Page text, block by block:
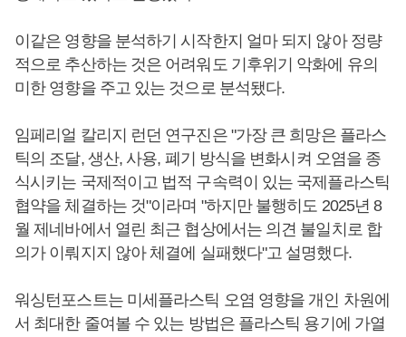
이같은 영향을 분석하기 시작한지 얼마 되지 않아 정량
적으로 추산하는 것은 어려워도 기후위기 악화에 유의
미한 영향을 주고 있는 것으로 분석됐다.
임페리얼 칼리지 런던 연구진은 "가장 큰 희망은 플라스
틱의 조달, 생산, 사용, 폐기 방식을 변화시켜 오염을 종
식시키는 국제적이고 법적 구속력이 있는 국제플라스틱
협약을 체결하는 것"이라며 "하지만 불행히도 2025년 8
월 제네바에서 열린 최근 협상에서는 의견 불일치로 합
의가 이뤄지지 않아 체결에 실패했다"고 설명했다.
워싱턴포스트는 미세플라스틱 오염 영향을 개인 차원에
서 최대한 줄여볼 수 있는 방법은 플라스틱 용기에 가열